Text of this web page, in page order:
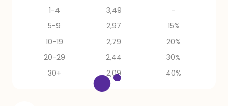
1-4
3,49
-
5-9
2,97
15%
10-19
2,79
20%
20-29
2,44
30%
30+
2,09 40%